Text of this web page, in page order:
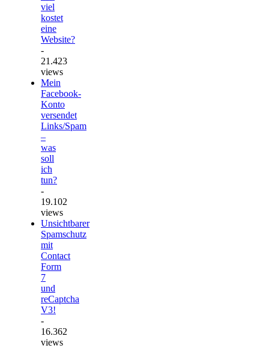
viel
kostet
eine
Website?
-
21.423
views
Mein
Facebook-
Konto
versendet
Links/Spam
–
was
soll
ich
tun?
-
19.102
views
Unsichtbarer
Spamschutz
mit
Contact
Form
7
und
reCaptcha
V3!
-
16.362
views